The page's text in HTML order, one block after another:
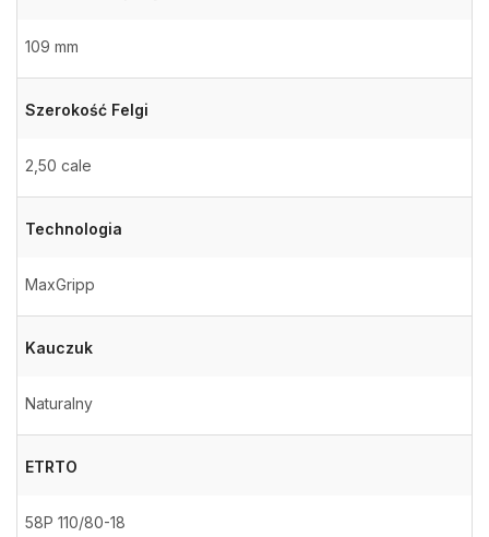
109 mm
Szerokość Felgi
2,50 cale
Technologia
MaxGripp
Kauczuk
Naturalny
ETRTO
58P 110/80-18